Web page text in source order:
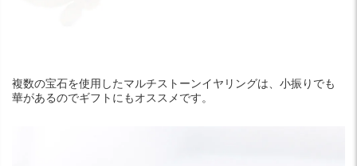
複数の宝石を使用したマルチストーンイヤリングは、小振りでも
華があるのでギフトにもオススメです。